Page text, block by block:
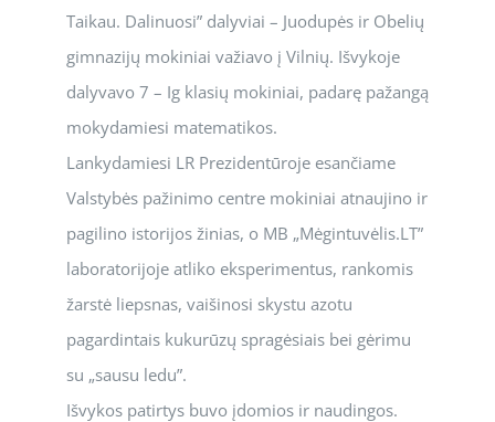
Taikau. Dalinuosi” dalyviai – Juodupės ir Obelių
gimnazijų mokiniai važiavo į Vilnių. Išvykoje
dalyvavo 7 – Ig klasių mokiniai, padarę pažangą
mokydamiesi matematikos.
Lankydamiesi LR Prezidentūroje esančiame
Valstybės pažinimo centre mokiniai atnaujino ir
pagilino istorijos žinias, o MB „Mėgintuvėlis.LT”
laboratorijoje atliko eksperimentus, rankomis
žarstė liepsnas, vaišinosi skystu azotu
pagardintais kukurūzų spragėsiais bei gėrimu
su „sausu ledu”.
Išvykos patirtys buvo įdomios ir naudingos.